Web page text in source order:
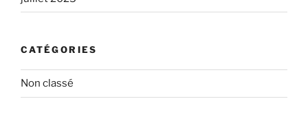
CATÉGORIES
Non classé